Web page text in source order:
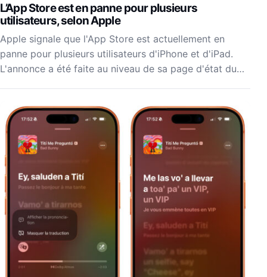
L’App Store est en panne pour plusieurs
utilisateurs, selon Apple
Apple signale que l'App Store est actuellement en
panne pour plusieurs utilisateurs d'iPhone et d'iPad.
L'annonce a été faite au niveau de sa page d'état du…